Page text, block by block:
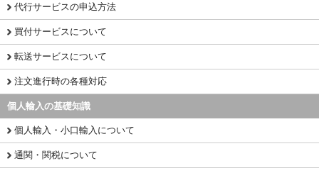
代行サービスの申込方法
買付サービスについて
転送サービスについて
注文進行時の各種対応
個人輸入の基礎知識
個人輸入・小口輸入について
通関・関税について